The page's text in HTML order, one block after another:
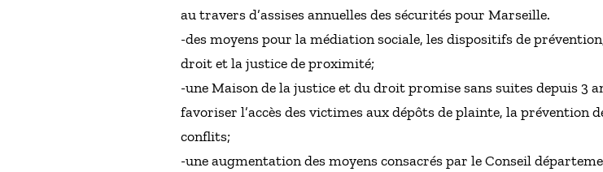
au travers d’assises annuelles des sécurités pour Marseille.
-des moyens pour la médiation sociale, les dispositifs de
droit et la justice de proximité;
-une Maison de la justice et du droit promise sans suites depuis 3
favoriser l’accès des victimes aux dépôts de plainte, la prévention
conflits;
-une augmentation des moyens consacrés par le Conseil